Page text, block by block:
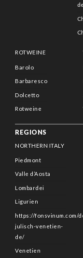
ROTWEINE
Barolo
Barbaresco
Dolcetto
Rotweine
REGIONS
NORTHERN ITALY
Piedmont
Valle d’Aosta
Lombardei
Ligurien
https://fonsvinum.com/
julisch-venetien-
de/
Venetien